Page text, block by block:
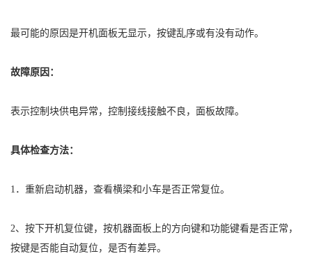
最可能的原因是开机面板无显示，按键乱序或有没有动作。
故障原因：
表示控制块供电异常，控制接线接触不良，面板故障。
具体检查方法：
1．重新启动机器，查看横梁和小车是否正常复位。
2、按下开机复位键，按机器面板上的方向键和功能键看是否正常，
按键是否能自动复位，是否有差异。